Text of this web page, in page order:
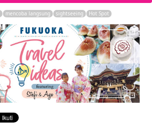
簡体中文
繁體中文
English
ภาษาไทย
tiéng Viêt
mencoba langsung sightseeing Hot Spot